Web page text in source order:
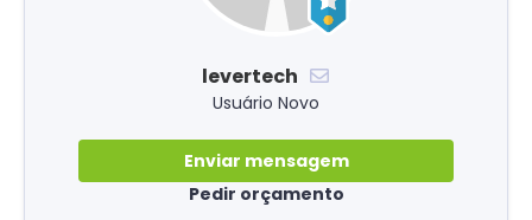
levertech
Usuário Novo
Enviar mensagem
Pedir orçamento